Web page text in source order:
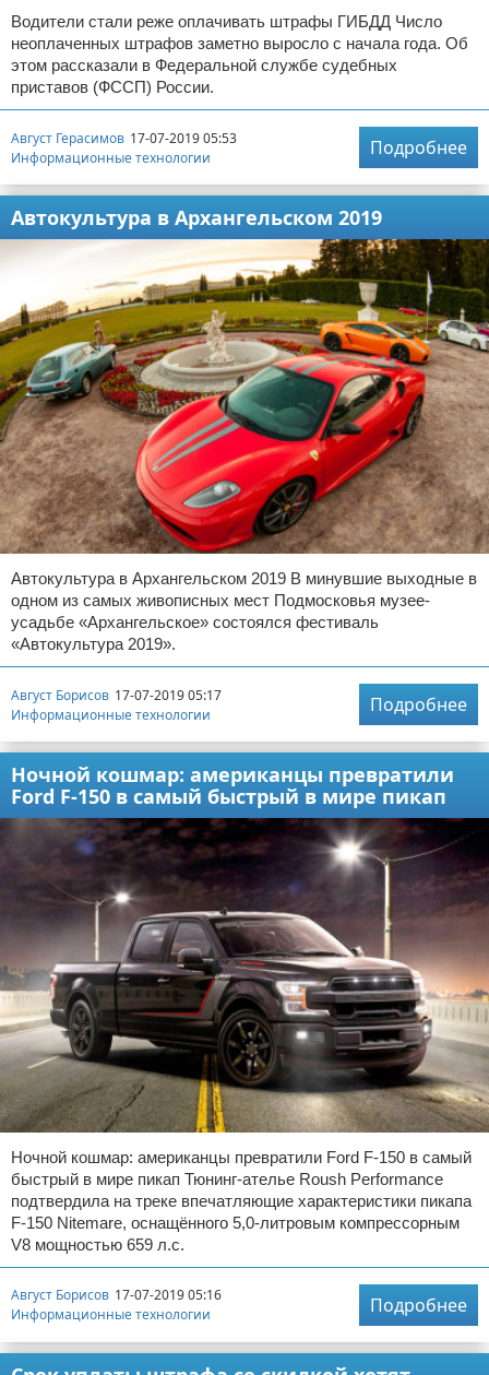
Водители стали реже оплачивать штрафы ГИБДД Число
неоплаченных штрафов заметно выросло с начала года. Об
этом рассказали в Федеральной службе судебных
приставов (ФССП) России.
Август Герасимов 17-07-2019 05:53
Информационные технологии
Подробнее
Автокультура в Архангельском 2019
Автокультура в Архангельском 2019 В минувшие выходные в
одном из самых живописных мест Подмосковья музее-
усадьбе «Архангельское» состоялся фестиваль
«Автокультура 2019».
Август Борисов 17-07-2019 05:17
Информационные технологии
Подробнее
Ночной кошмар: американцы превратили
Ford F-150 в самый быстрый в мире пикап
Ночной кошмар: американцы превратили Ford F-150 в самый
быстрый в мире пикап Тюнинг-ателье Roush Performance
подтвердила на треке впечатляющие характеристики пикапа
F-150 Nitemare, оснащённого 5,0-литровым компрессорным
V8 мощностью 659 л.с.
Август Борисов 17-07-2019 05:16
Информационные технологии
Подробнее